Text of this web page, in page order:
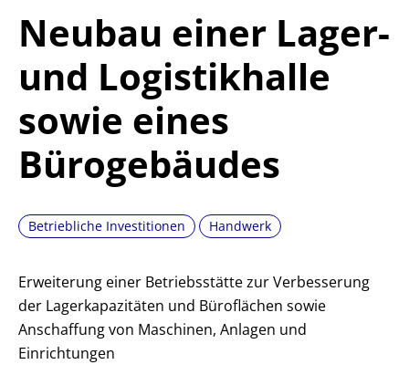
Förderangebote
Magazin
Neubau einer Lager-
und Logistikhalle
sowie eines
Bürogebäudes
Betriebliche Investitionen Handwerk
Erweiterung einer Betriebsstätte zur Verbesserung
der Lagerkapazitäten und Büroflächen sowie
Anschaffung von Maschinen, Anlagen und
Einrichtungen